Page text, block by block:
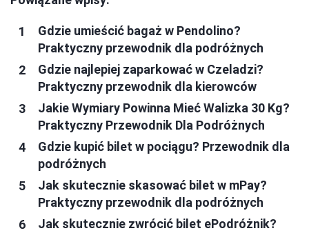
Gdzie umieścić bagaż w Pendolino?
Praktyczny przewodnik dla podróżnych
Gdzie najlepiej zaparkować w Czeladzi?
Praktyczny przewodnik dla kierowców
Jakie Wymiary Powinna Mieć Walizka 30 Kg?
Praktyczny Przewodnik Dla Podróżnych
Gdzie kupić bilet w pociągu? Przewodnik dla
podróżnych
Jak skutecznie skasować bilet w mPay?
Praktyczny przewodnik dla podróżnych
Jak skutecznie zwrócić bilet ePodróżnik?